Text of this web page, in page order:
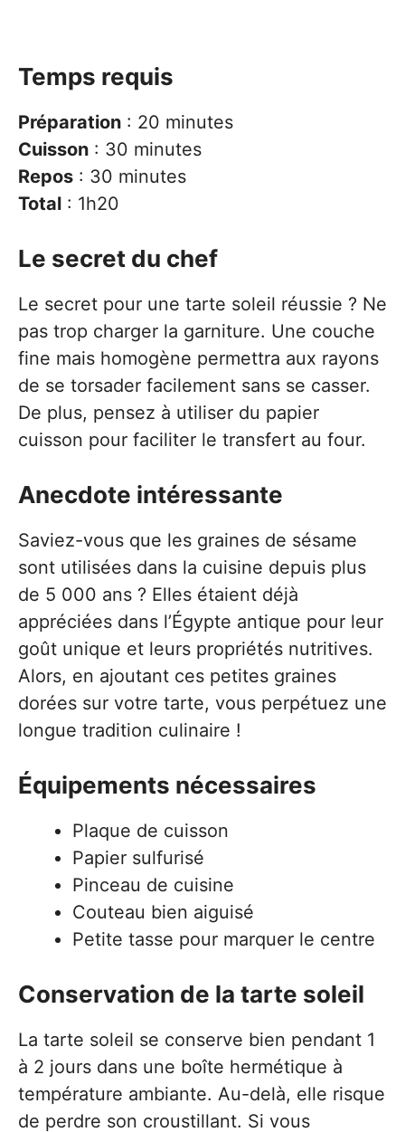
Temps requis
Préparation : 20 minutes
Cuisson : 30 minutes
Repos : 30 minutes
Total : 1h20
Le secret du chef
Le secret pour une tarte soleil réussie ? Ne
pas trop charger la garniture. Une couche
fine mais homogène permettra aux rayons
de se torsader facilement sans se casser.
De plus, pensez à utiliser du papier
cuisson pour faciliter le transfert au four.
Anecdote intéressante
Saviez-vous que les graines de sésame
sont utilisées dans la cuisine depuis plus
de 5 000 ans ? Elles étaient déjà
appréciées dans l’Égypte antique pour leur
goût unique et leurs propriétés nutritives.
Alors, en ajoutant ces petites graines
dorées sur votre tarte, vous perpétuez une
longue tradition culinaire !
Équipements nécessaires
Plaque de cuisson
Papier sulfurisé
Pinceau de cuisine
Couteau bien aiguisé
Petite tasse pour marquer le centre
Conservation de la tarte soleil
La tarte soleil se conserve bien pendant 1
à 2 jours dans une boîte hermétique à
température ambiante. Au-delà, elle risque
de perdre son croustillant. Si vous